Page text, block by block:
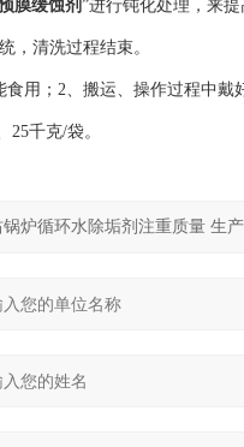
膜缓蚀剂 ”进行钝化处理，来
，清洗过程结束。
食用；2、搬运、操作过程中戴
25千克/袋。